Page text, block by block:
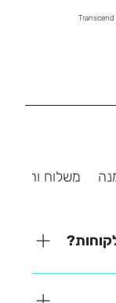
משלוח
בקלות דרך
אחת מהאפשרויות הבאות: - בטלפון – 03-641-6555 -